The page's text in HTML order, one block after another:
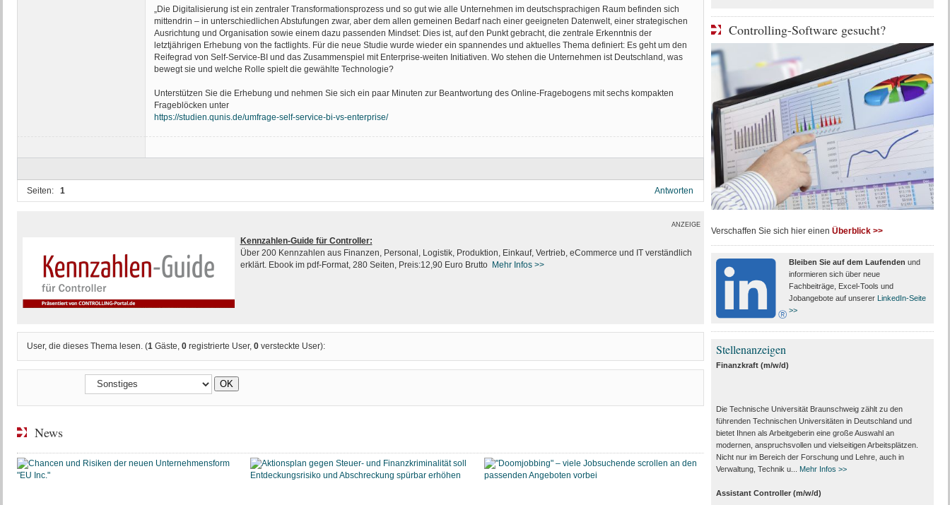
„Die Digitalisierung ist ein zentraler Transformationsprozess und so gut wie alle Unternehmen im deutschsprachigen Raum befinden sich
mittendrin – in unterschiedlichen Abstufungen zwar, aber dem allen gemeinen Bedarf nach einer geeigneten Datenwelt, einer strategischen
Ausrichtung und Organisation sowie einem dazu passenden Mindset: Dies ist, auf den Punkt gebracht, die zentrale Erkenntnis der
letztjährigen Erhebung von the factlights. Für die neue Studie wurde wieder ein spannendes und aktuelles Thema definiert: Es geht um den
Reifegrad von Self-Service-BI und das Zusammenspiel mit Enterprise-weiten Initiativen. Wo stehen die Unternehmen ist Deutschland, was
bewegt sie und welche Rolle spielt die gewählte Technologie?
Unterstützen Sie die Erhebung und nehmen Sie sich ein paar Minuten zur Beantwortung des Online-Fragebogens mit sechs kompakten
Frageblöcken unter
https://studien.qunis.de/umfrage-self-service-bi-vs-enterprise/
Seiten: 1 Antworten
ANZEIGE
Kennzahlen-Guide für Controller:
Über 200 Kennzahlen aus Finanzen, Personal, Logistik, Produktion, Einkauf, Vertrieb, eCommerce und IT verständlich
erklärt. Ebook im pdf-Format, 280 Seiten, Preis:12,90 Euro Brutto Mehr Infos>>
User, die dieses Thema lesen. (1 Gäste, 0registrierte User, 0versteckte User):
News
Controlling-Software gesucht?
Verschaffen Sie sich hier einen Überblick >>
Bleiben Sie auf dem Laufenden und
informieren sich über neue
Fachbeiträge, Excel-Tools und
Jobangebote auf unserer LinkedIn-Seite
>>
Stellenanzeigen
Finanzkraft (m/w/d)
Die Technische Universität Braunschweig zählt zu den
führenden Technischen Universitäten in Deutschland und
bietet Ihnen als Arbeit­geberin eine große Auswahl an
modernen, anspruchsvollen und vielseitigen Arbeits­plätzen.
Nicht nur im Bereich der Forschung und Lehre, auch in
Verwaltung, Technik u...
Mehr Infos >>
Assistant Controller (m/w/d)